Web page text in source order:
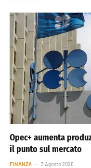
Opec+ aumenta
il punto sul mercato
FINANZA 3 Agosto 2026